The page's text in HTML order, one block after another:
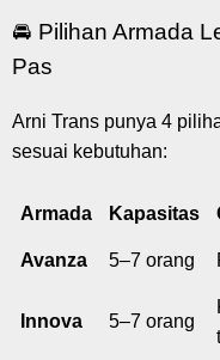
🚘 Pilihan Armada
Pas
Arni Trans punya 4
sesuai kebutuhan:
Armada Kapasitas
Avanza 5–7 orang
Innova 5–7 orang